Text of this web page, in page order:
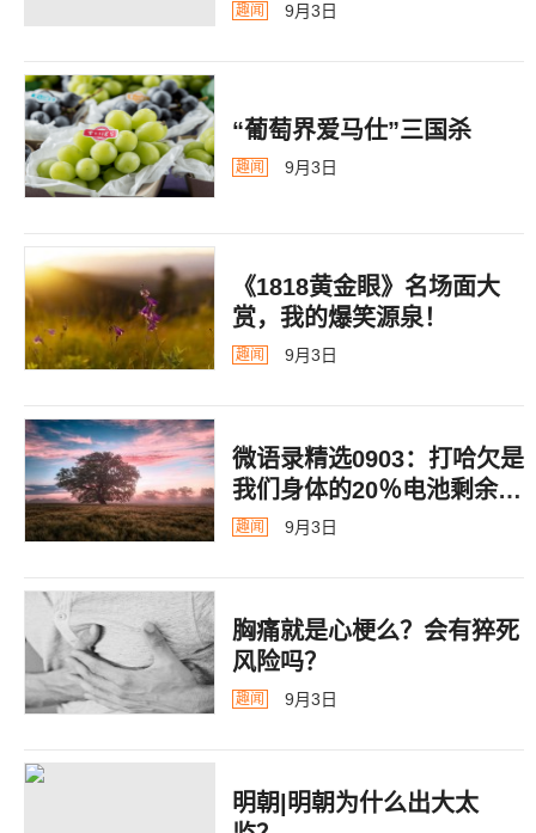
趣闻 9月3日
“葡萄界爱马仕”三国杀
趣闻 9月3日
《1818黄金眼》名场面大
赏，我的爆笑源泉！
趣闻 9月3日
微语录精选0903：打哈欠是
我们身体的20％电池剩余警
告
趣闻 9月3日
胸痛就是心梗么？会有猝死
风险吗？
趣闻 9月3日
明朝|明朝为什么出大太